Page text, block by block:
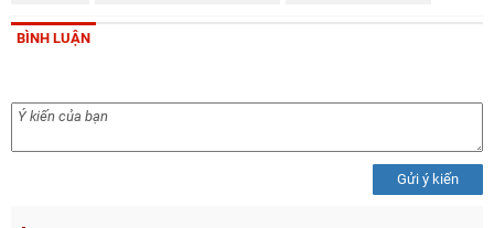
BÌNH LUẬN
Gửi ý kiến